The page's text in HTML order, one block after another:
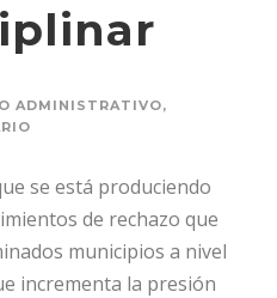
ADMINISTRATIVO,
se está produciendo
de rechazo que
municipios a nivel
incrementa la presión